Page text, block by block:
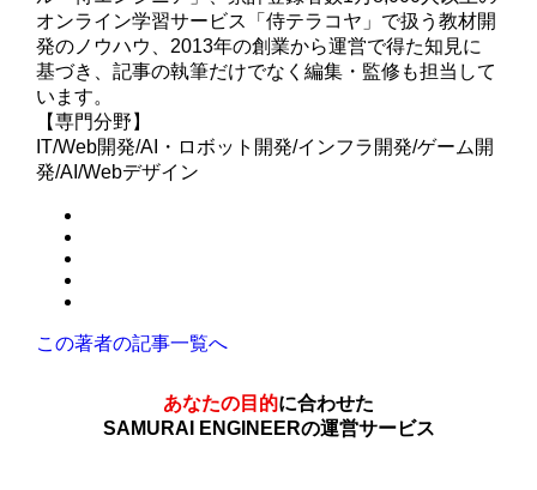
オンライン学習サービス「侍テラコヤ」で扱う教材開
発のノウハウ、2013年の創業から運営で得た知見に
基づき、記事の執筆だけでなく編集・監修も担当して
います。
【専門分野】
IT/Web開発/AI・ロボット開発/インフラ開発/ゲーム開
発/AI/Webデザイン
この著者の記事一覧へ
あなたの目的に合わせた
SAMURAI ENGINEERの運営サービス